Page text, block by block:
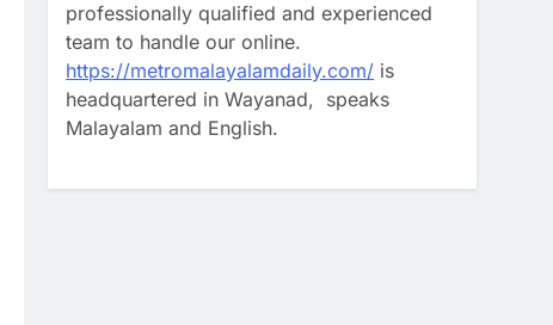
professionally qualified and experienced
team to handle our online.
https://metromalayalamdaily.com/ is
headquartered in Wayanad, speaks
Malayalam and English.